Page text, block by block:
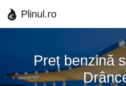
Plinul.ro
Preț benzină